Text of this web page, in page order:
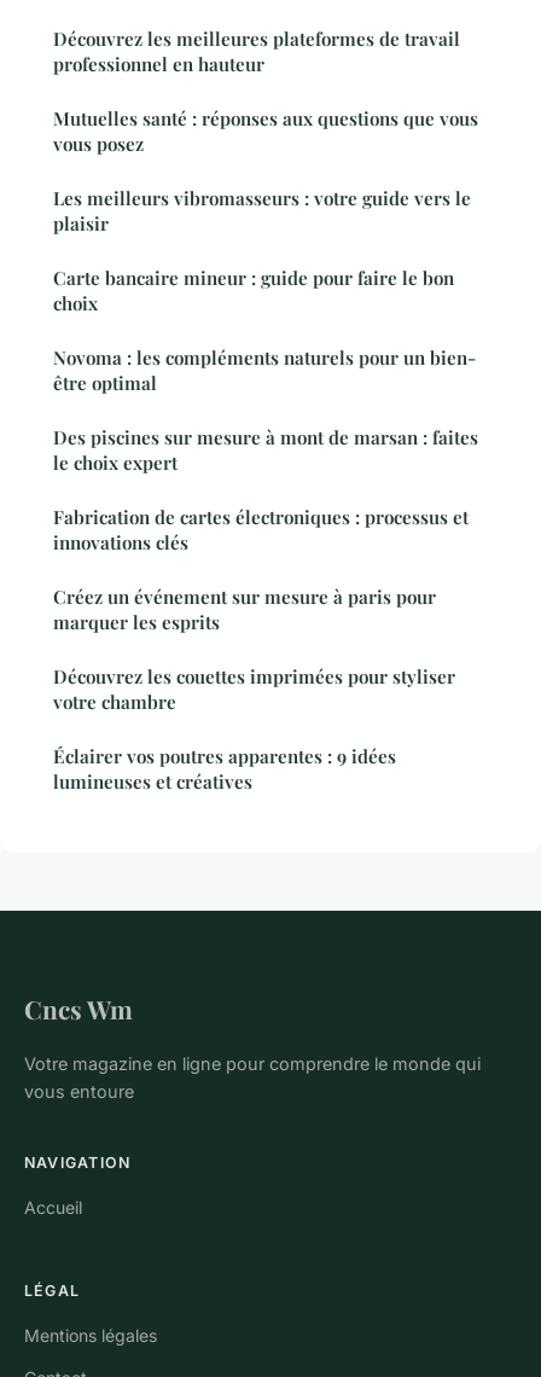
Découvrez les meilleures plateformes de travail
professionnel en hauteur
Mutuelles santé : réponses aux questions que vous
vous posez
Les meilleurs vibromasseurs : votre guide vers le
plaisir
Carte bancaire mineur : guide pour faire le bon
choix
Novoma : les compléments naturels pour un bien-
être optimal
Des piscines sur mesure à mont de marsan : faites
le choix expert
Fabrication de cartes électroniques : processus et
innovations clés
Créez un événement sur mesure à paris pour
marquer les esprits
Découvrez les couettes imprimées pour styliser
votre chambre
Éclairer vos poutres apparentes : 9 idées
lumineuses et créatives
Cncs Wm
Votre magazine en ligne pour comprendre le monde qui
vous entoure
NAVIGATION
Accueil
LÉGAL
Mentions légales